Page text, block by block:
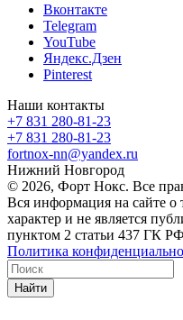
Вконтакте
Telegram
YouTube
Яндекс.Дзен
Pinterest
Наши контакты
+7 831 280-81-23
+7 831 280-81-23
fortnox-nn@yandex.ru
Нижний Новгород
© 2026, Форт Нокс. Все
Вся информация на сайте о
характер и не является
пунктом 2 статьи 437 ГК
Политика
Найти